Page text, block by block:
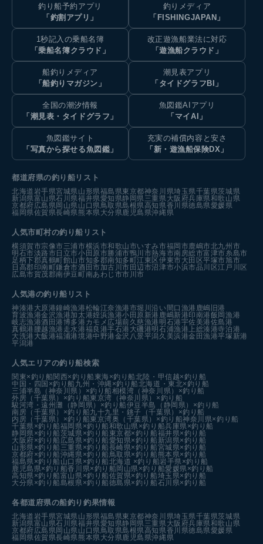
釣り船予約アプリ
「釣割アプリ」
釣りメディア
「FISHINGJAPAN」
1秒記入の乗船名簿
「乗船名簿クラウド」
改正遊漁船業法に対応
「遊漁船クラウド」
船釣りメディア
「船釣りマガジン」
潮見表アプリ
「タイドグラフBI」
全国の潮汐情報
「潮見表・タイドグラフ」
魚図鑑AIアプリ
「マイAI」
魚図鑑サイト
「写真から探せる魚図鑑」
充実の補償内容と安さ
「新・遊漁船保険DX」
都道府県の釣り船リスト
北海道岩手県宮城県山形県福島県東京都神奈川県埼玉県千葉県茨城県
新潟県富山県石川県福井県愛知県静岡県三重県大阪府兵庫県和歌山県
京都府広島県岡山県山口県鳥取県島根県高知県香川県徳島県愛媛県
福岡県佐賀県長崎県熊本県大分県鹿児島県沖縄県
人気市町村の釣り船リスト
横須賀市宗像市三浦市横浜市和歌山市いすみ市福岡市鹿嶋市北九州市
明石市淡路市 日立市小田原市勝浦市鴨川市熱海市南房総市富津市糸島市
足柄下郡真鶴町館山市知多郡南知多町江東区伊東市大田区平塚市旭市
日高郡印南町鎌倉市酒田市加古川市 田辺市沼津市小浜市品川区江戸川区
広島市賀茂郡南伊豆町南あわじ市市川市
人気港の釣り船リスト
神湊港 大原港鐘崎漁港松輪江奈漁港市堀川沿い 間口漁港 鹿嶋旧港
育波漁港金沢漁港加太港姪浜漁港小田原新港 鹿嶋新港印南港飯岡漁港
岐志漁港酒田港博多港カモメ広場前久慈漁港 明石港宇佐美港佐島港
真鶴港 腰越漁港 走水港福良港手石港 大磯港明石浦漁港 上総湊港寺泊港
大洗港 大飯港福浦港境港中野港金沢八景平潟久美浜港金田漁港平塚新港
平潟港
人気エリアの釣り船検索
関東×釣り船関西×釣り船 東海×釣り船北陸・甲信越×釣り船
中国・四国×釣り船 九州・沖縄×釣り船北海道・東北×釣り船
三浦半島（神奈川県）×釣り船相模湾（神奈川県）×釣り船
外房（千葉県）×釣り船東京湾（神奈川県）×釣り船
駿河湾・遠州灘（静岡県）×釣り船伊豆半島（静岡県）×釣り船
南房（千葉県）×釣り船九十九里・銚子（千葉県）×釣り船
内房（千葉県）×釣り船東京湾奥（千葉県）×釣り船神奈川県×釣り船
千葉県×釣り船福岡県×釣り船和歌山県×釣り船兵庫県×釣り船
静岡県×釣り船茨城県×釣り船 東京都×釣り船福井県×釣り船
大阪府×釣り船 広島県×釣り船愛知県×釣り船 新潟県×釣り船
山形県×釣り船 三重県×釣り船長崎県×釣り船宮城県×釣り船
京都府×釣り船沖縄県×釣り船鳥取県×釣り船 熊本県×釣り船
福島県×釣り船 山口県×釣り船北海道 ×釣り船岩手県×釣り船
鹿児島県×釣り船香川県×釣り船 岡山県×釣り船愛媛県×釣り船
高知県×釣り船富山県×釣り船佐賀県×釣り船埼玉県×釣り船
大分県×釣り船島根県×釣り船徳島県×釣り船石川県×釣り船
各都道府県の船釣り釣果情報
北海道岩手県宮城県山形県福島県東京都神奈川県埼玉県千葉県茨城県
新潟県富山県石川県福井県愛知県静岡県三重県大阪府兵庫県和歌山県
京都府広島県岡山県山口県鳥取県島根県高知県香川県徳島県愛媛県
福岡県佐賀県長崎県熊本県大分県鹿児島県沖縄県